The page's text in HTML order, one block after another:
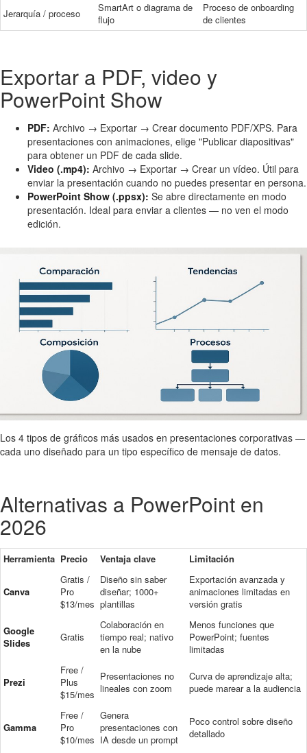
Jerarquía / proceso
SmartArt o diagrama de
flujo
Proceso de onboarding
de clientes
Exportar a PDF, video y
PowerPoint Show
PDF: Archivo → Exportar → Crear documento PDF/XPS. Para
presentaciones con animaciones, elige "Publicar diapositivas"
para obtener un PDF de cada slide.
Video (.mp4): Archivo → Exportar → Crear un vídeo. Útil para
enviar la presentación cuando no puedes presentar en persona.
PowerPoint Show (.ppsx): Se abre directamente en modo
presentación. Ideal para enviar a clientes — no ven el modo
edición.
Los 4 tipos de gráficos más usados en presentaciones corporativas —
cada uno diseñado para un tipo específico de mensaje de datos.
Alternativas a PowerPoint en
2026
Herramienta Precio Ventaja clave Limitación
Canva
Gratis /
Pro
$13/mes
Diseño sin saber
diseñar; 1000+
plantillas
Exportación avanzada y
animaciones limitadas en
versión gratis
Google
Slides
Gratis
Colaboración en
tiempo real; nativo
en la nube
Menos funciones que
PowerPoint; fuentes
limitadas
Prezi
Free /
Plus
$15/mes
Presentaciones no
lineales con zoom
Curva de aprendizaje alta;
puede marear a la audiencia
Gamma
Free /
Pro
$10/mes
Genera
presentaciones con
IA desde un prompt
Poco control sobre diseño
detallado